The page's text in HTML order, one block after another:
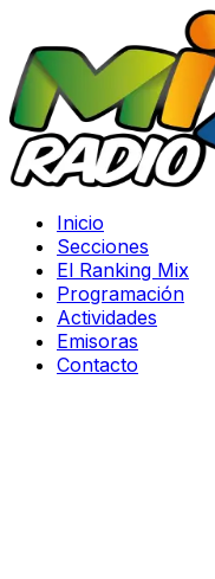
Inicio
Secciones
El Ranking Mix
Programación
Actividades
Emisoras
Contacto